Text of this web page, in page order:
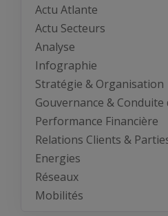
Actu Atlante
Actu Secteurs
Analyse
Infographie
Stratégie & Organisation
Gouvernance & Conduite
Performance Financière
Relations Clients &
Energies
Réseaux
Mobilités